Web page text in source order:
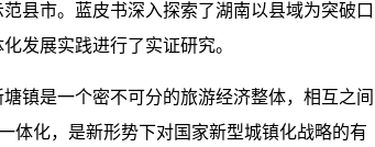
县市。蓝皮书深入探索了湖南以县域为突破口
发展实践进行了实证研究。
是一个密不可分的旅游经济整体，相互之间
体化，是新形势下对国家新型城镇化战略的有